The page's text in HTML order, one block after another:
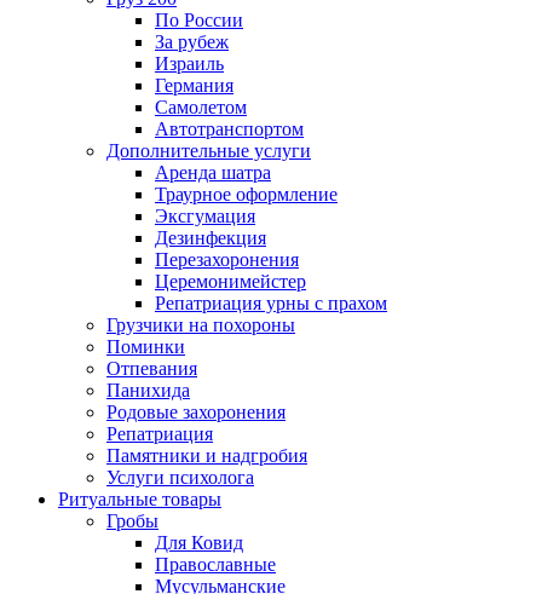
По России
За рубеж
Израиль
Германия
Самолетом
Автотранспортом
Дополнительные услуги
Аренда шатра
Траурное оформление
Эксгумация
Дезинфекция
Перезахоронения
Церемонимейстер
Репатриация урны с прахом
Грузчики на похороны
Поминки
Отпевания
Панихида
Родовые захоронения
Репатриация
Памятники и надгробия
Услуги психолога
Ритуальные товары
Гробы
Для Ковид
Православные
Мусульманские